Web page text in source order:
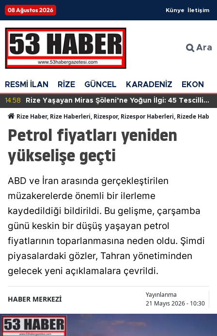
08 Ağustos 2026 Künye İletişim
Ara
RESMİ İLAN RİZE GÜNCEL KARADENİZ
14:58
Rize Yaşayan Miras Şöleni’ne Yoğun İlgi: 45 Tescilli
Rize Haber, Rize Haberleri, Rizespor, Rizespor Haberleri, Rizede
Petrol fiyatları yeniden
yükselişe geçti
ABD ve İran arasında gerçekleştirilen
müzakerelerde önemli bir ilerleme
kaydedildiği bildirildi. Bu gelişme, çarşamba
günü keskin bir düşüş yaşayan petrol
fiyatlarının toparlanmasına neden oldu. Şimdi
piyasalardaki gözler, Tahran yönetiminden
gelecek yeni açıklamalara çevrildi.
HABER MERKEZİ
Yayınlanma
21 Mayıs 2026 - 10:30